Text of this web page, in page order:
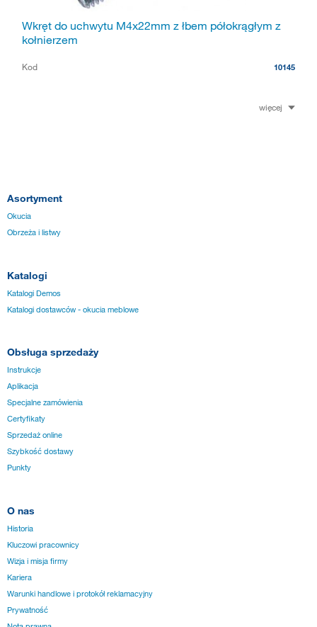
Wkręt do uchwytu M4x22mm z łbem półokrągłym z
kołnierzem
Kod 10145
więcej
Asortyment
Okucia
Obrzeża i listwy
Katalogi
Katalogi Demos
Katalogi dostawców - okucia meblowe
Obsługa sprzedaży
Instrukcje
Aplikacja
Specjalne zamówienia
Certyfikaty
Sprzedaż online
Szybkość dostawy
Punkty
O nas
Historia
Kluczowi pracownicy
Wizja i misja firmy
Kariera
Warunki handlowe i protokół reklamacyjny
Prywatność